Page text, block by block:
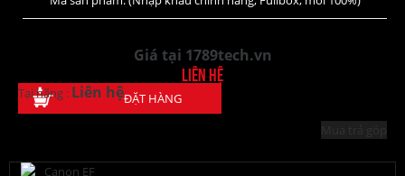
Giá tại 1789tech.vn
Liên hệ
Tại hãng : Liên hệĐẶT HÀNG